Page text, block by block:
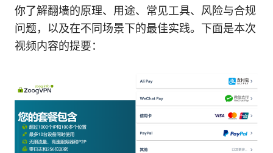
你了解翻墙的原理、用途、常见工具、风险与合规
问题，以及在不同场景下的最佳实践。下面是本次
视频内容的提要：